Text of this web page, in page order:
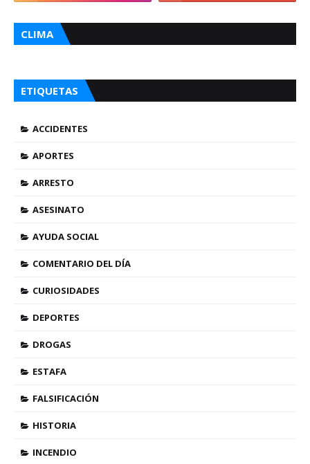
CLIMA
ETIQUETAS
ACCIDENTES
APORTES
ARRESTO
ASESINATO
AYUDA SOCIAL
COMENTARIO DEL DÍA
CURIOSIDADES
DEPORTES
DROGAS
ESTAFA
FALSIFICACIÓN
HISTORIA
INCENDIO